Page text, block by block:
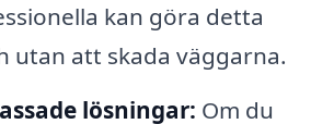
kan göra detta
utan att skada väggarna.
lösningar: Om du